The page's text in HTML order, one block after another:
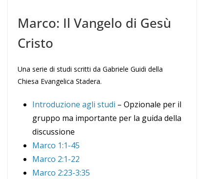
Marco: Il Vangelo di Gesù
Cristo
Una serie di studi scritti da Gabriele Guidi della
Chiesa Evangelica Stadera.
Introduzione agli studi – Opzionale per il
gruppo ma importante per la guida della
discussione
Marco 1:1-45
Marco 2:1-22
Marco 2:23-3:35